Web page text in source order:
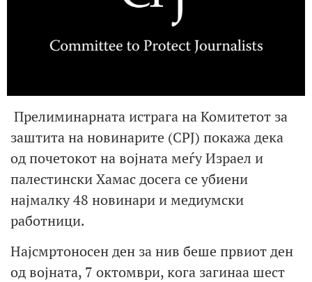
Прелиминарната истрага на Комитетот за
заштита на новинарите (CPJ) покажа дека
од почетокот на војната меѓу Израел и
палестински Хамас досега се убиени
најмалку 48 новинари и медиумски
работници.
Најсмртоносен ден за нив беше првиот ден
од војната, 7 октомври, кога загинаа шест